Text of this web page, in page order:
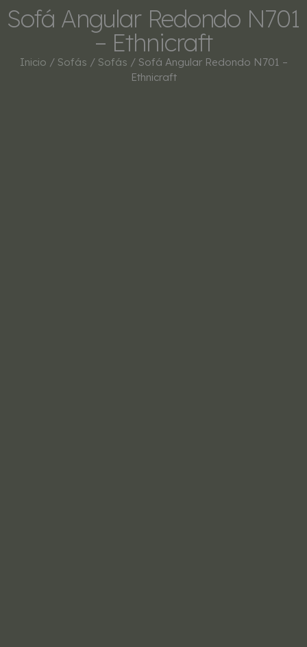
Sofá Angular Redondo N701
– Ethnicraft
Inicio / Sofás / Sofás / Sofá Angular Redondo N701 –
Ethnicraft